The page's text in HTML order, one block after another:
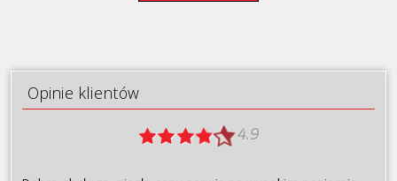
Skoda
Opinie klientów
4.9